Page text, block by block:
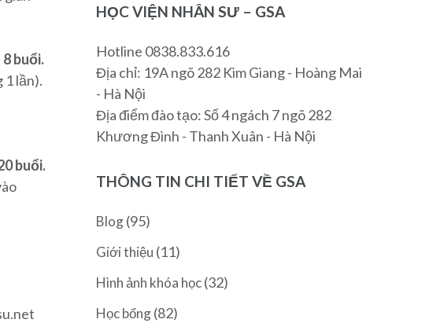
buổi.
1 lần).
buổi.
HỌC VIỆN NHÂN SƯ – GSA
Hotline 0838.833.616
Địa chỉ: 19A ngõ 282 Kim Giang - Hoàng Mai
- Hà Nội
Địa điểm đào tạo: Số 4 ngách 7 ngõ 282
Khương Đình - Thanh Xuân - Hà Nội
THÔNG TIN CHI TIẾT VỀ GSA
Blog(95)
Giới thiệu (11)
Hình ảnh khóa học(32)
Học bổng(82)